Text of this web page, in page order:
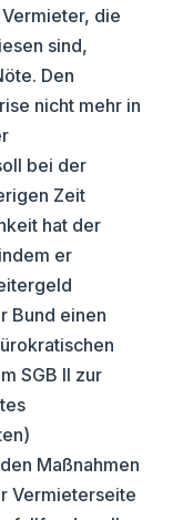
die
sind,
Den
nicht mehr in
bei der
Zeit
hat der
er
Bund einen
SGB II zur
Maßnahmen
Vermieterseite